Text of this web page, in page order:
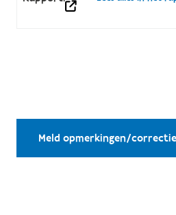
Meld opmerkingen/